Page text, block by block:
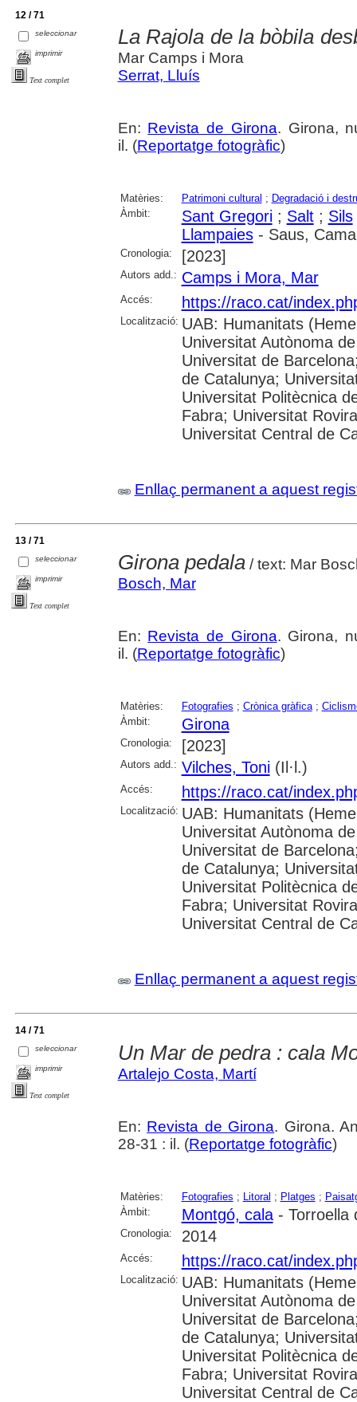
12 / 71
seleccionar
imprimir
Text complet
La Rajola de la bòbila
Mar Camps i Mora
Serrat, Lluís
En: Revista de Girona. Girona,
il. (Reportatge fotogràfic)
Matèries: Patrimoni cultural ; Degradació i
Àmbit:
Sant Gregori; Salt; Sils
Llampaies- Saus,
Cronologia: [2023]
Autors add.: Camps i Mora, Mar
Accés: https://raco.cat/
Localització: UAB: Humanitats
Universitat Autònoma
Universitat de
de Catalunya;
Universitat Politècnica
Fabra; Universitat
Universitat Central de
Enllaç permanent a aquest
13 / 71
seleccionar
imprimir
Text complet
Girona pedala/ text: Mar
Bosch, Mar
En: Revista de Girona. Girona,
il. (Reportatge fotogràfic)
Matèries: Fotografies ; Crònica gràfica;
Àmbit:
Girona
Cronologia: [2023]
Autors add.: Vilches, Toni(Il·l.)
Accés: https://raco.cat/
Localització: UAB: Humanitats
Universitat Autònoma
Universitat de
de Catalunya;
Universitat Politècnica
Fabra; Universitat
Universitat Central de
Enllaç permanent a aquest
14 / 71
seleccionar
imprimir
Text complet
Un Mar de pedra : cala
Artalejo Costa, Martí
En: Revista de Girona. Girona.
28-31 : il. (Reportatge fotogràfic)
Matèries: Fotografies ; Litoral ; Platges ;
Àmbit:
Montgó, cala- Torroella
Cronologia: 2014
Accés: https://raco.cat/
Localització: UAB: Humanitats
Universitat Autònoma
Universitat de
de Catalunya;
Universitat Politècnica
Fabra; Universitat
Universitat Central de